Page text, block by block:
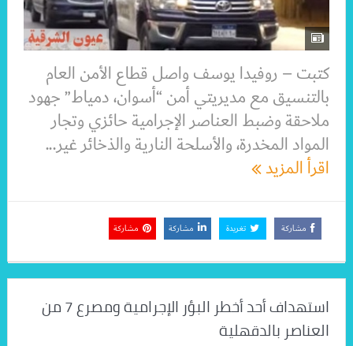
كتبت – روفيدا يوسف واصل قطاع الأمن العام
بالتنسيق مع مديريتي أمن “أسوان، دمياط” جهود
ملاحقة وضبط العناصر الإجرامية حائزي وتجار
المواد المخدرة، والأسلحة النارية والذخائر غير...
اقرأ المزيد
مشاركة تغريدة مشاركة مشاركة
استهداف أحد أخطر البؤر الإجرامية ومصرع 7 من
العناصر بالدقهلية